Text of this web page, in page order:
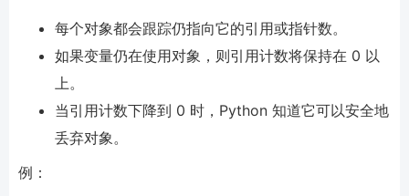
每个对象都会跟踪仍指向它的引用或指针数。
如果变量仍在使用对象，则引用计数将保持在 0 以
上。
当引用计数下降到 0 时，Python 知道它可以安全地
丢弃对象。
例：